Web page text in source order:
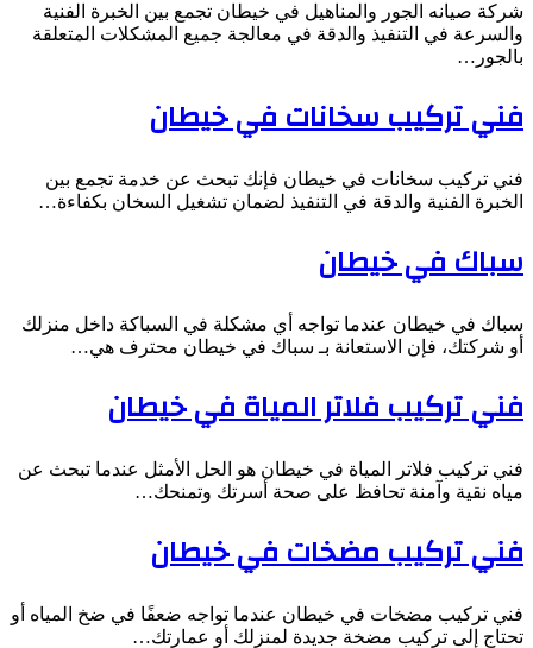
شركة صيانه الجور والمناهيل في خيطان تجمع بين الخبرة الفنية
والسرعة في التنفيذ والدقة في معالجة جميع المشكلات المتعلقة
بالجور…
فني تركيب سخانات في خيطان
فني تركيب سخانات في خيطان فإنك تبحث عن خدمة تجمع بين
الخبرة الفنية والدقة في التنفيذ لضمان تشغيل السخان بكفاءة…
سباك في خيطان
سباك في خيطان عندما تواجه أي مشكلة في السباكة داخل منزلك
أو شركتك، فإن الاستعانة بـ سباك في خيطان محترف هي…
فني تركيب فلاتر المياة في خيطان
فني تركيب فلاتر المياة في خيطان هو الحل الأمثل عندما تبحث عن
مياه نقية وآمنة تحافظ على صحة أسرتك وتمنحك…
فني تركيب مضخات في خيطان
فني تركيب مضخات في خيطان عندما تواجه ضعفًا في ضخ المياه أو
تحتاج إلى تركيب مضخة جديدة لمنزلك أو عمارتك…